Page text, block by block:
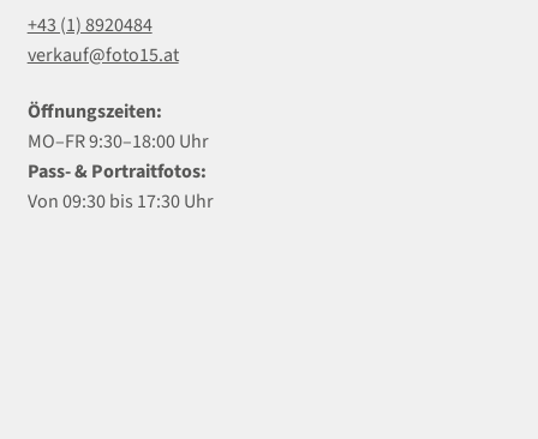
+43 (1) 8920484
verkauf@foto15.at
Öffnungszeiten:
MO–FR 9:30–18:00 Uhr
Pass- & Portraitfotos:
Von 09:30 bis 17:30 Uhr